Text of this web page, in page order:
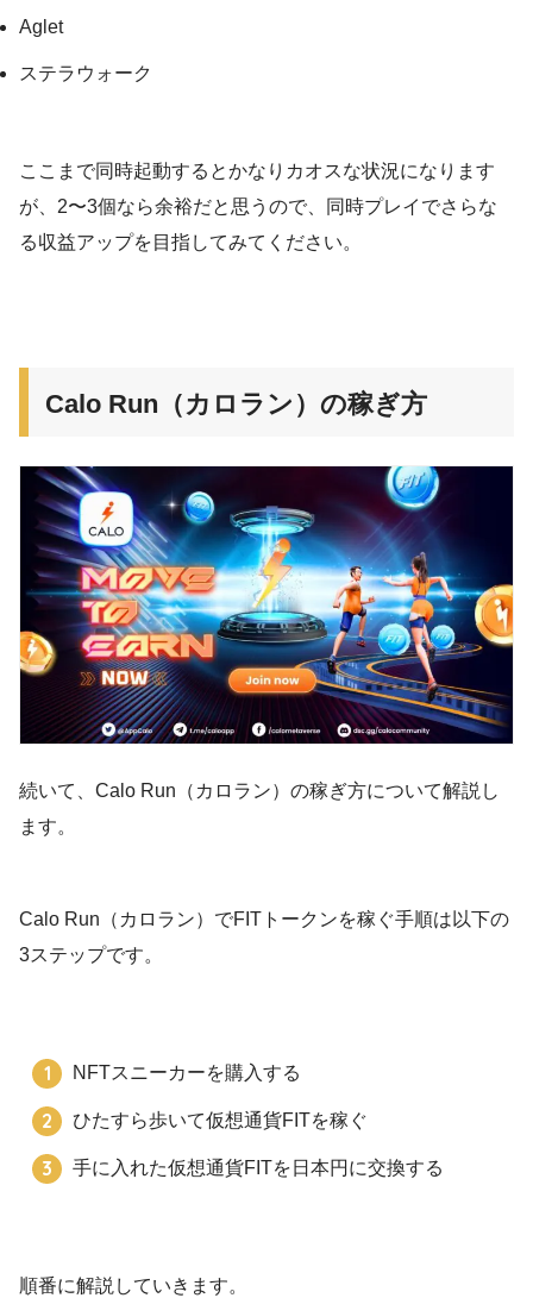
Aglet
ステラウォーク
ここまで同時起動するとかなりカオスな状況になります
が、2〜3個なら余裕だと思うので、同時プレイでさらな
る収益アップを目指してみてください。
Calo Run（カロラン）の稼ぎ方
続いて、Calo Run（カロラン）の稼ぎ方について解説し
ます。
Calo Run（カロラン）でFITトークンを稼ぐ手順は以下の
3ステップです。
NFTスニーカーを購入する
ひたすら歩いて仮想通貨FITを稼ぐ
手に入れた仮想通貨FITを日本円に交換する
順番に解説していきます。